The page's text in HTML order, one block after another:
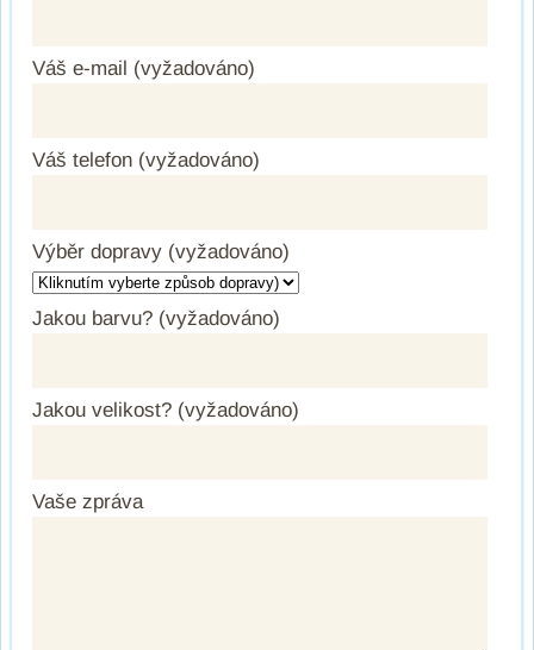
Váš e-mail (vyžadováno)
Váš telefon (vyžadováno)
Výběr dopravy (vyžadováno)
Jakou barvu? (vyžadováno)
Jakou velikost? (vyžadováno)
Vaše zpráva